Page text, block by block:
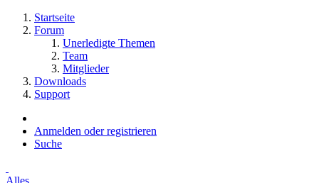
Startseite
Forum
Unerledigte Themen
Team
Mitglieder
Downloads
Support
Anmelden oder registrieren
Suche
Alles